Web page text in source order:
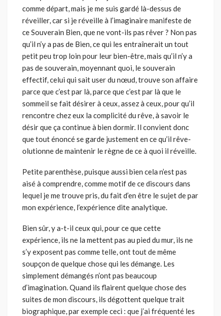
comme départ, mais je me suis gardé là-dessus de
réveiller, car si je réveille à l’imaginaire manifeste de
ce Souverain Bien, que ne vont-ils pas rêver ? Non pas
qu’il n’y a pas de Bien, ce qui les entraînerait un tout
petit peu trop loin pour leur bien-être, mais qu’il n’y a
pas de souverain, moyen­nant quoi, le souverain
effectif, celui qui sait user du nœud, trouve son affaire
parce que c’est par là, parce que c’est par là que le
sommeil se fait désirer à ceux, assez à ceux, pour qu’il
rencontre chez eux la complicité du rêve, à savoir le
désir que ça continue à bien dormir. Il convient donc
que tout énoncé se garde justement en ce qu’il rêve-
olutionne de main­tenir le règne de ce à quoi il réveille.
Petite parenthèse, puisque aussi bien cela n’est pas
aisé à comprendre, comme motif de ce discours dans
lequel je me trouve pris, du fait d’en être le sujet de par
mon expérience, l’expérience dite analytique.
Bien sûr, y a-t-il ceux qui, pour ce que cette
expérience, ils ne la met­tent pas au pied du mur, ils ne
s’y exposent pas comme telle, ont tout de même
soupçon de quelque chose qui les démange. Les
simplement démangés n’ont pas beaucoup
d’imagination. Quand ils flairent quelque chose des
suites de mon discours, ils dégottent quelque trait
biogra­phique, par exemple ceci : que j’ai fréquenté les